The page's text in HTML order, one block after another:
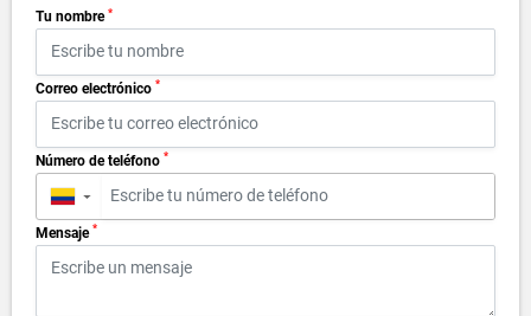
Tu nombre *
Correo electrónico *
Número de teléfono *
▼
Mensaje *